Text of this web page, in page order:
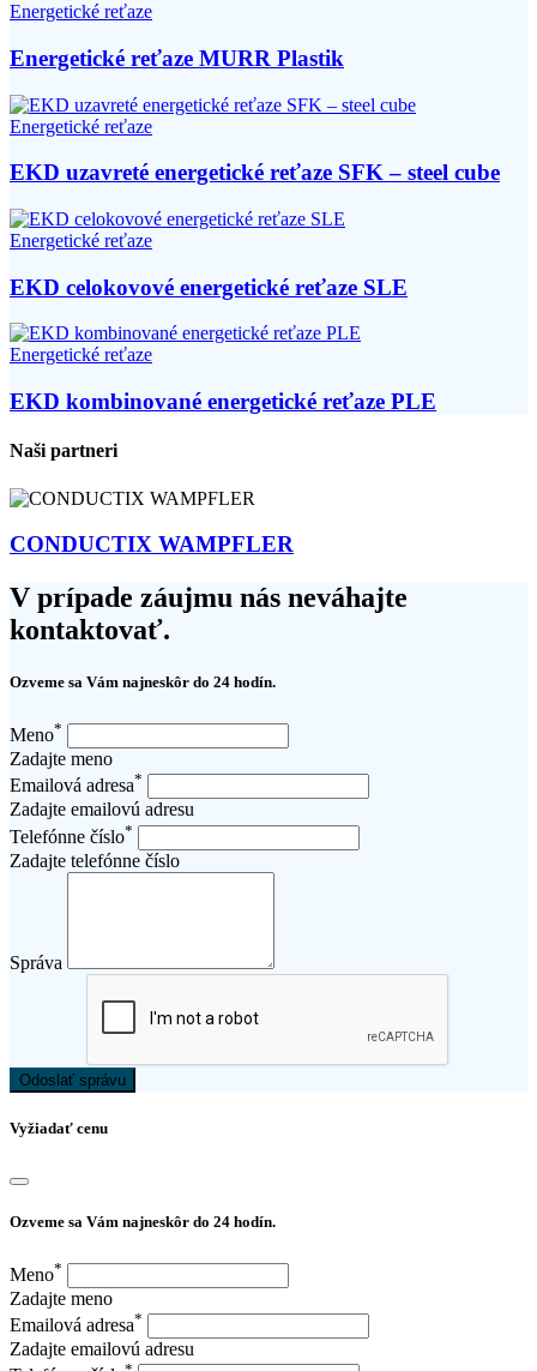
Energetické reťaze
Energetické reťaze MURR Plastik
Energetické reťaze
EKD uzavreté energetické reťaze SFK – steel cube
Energetické reťaze
EKD celokovové energetické reťaze SLE
Energetické reťaze
EKD kombinované energetické reťaze PLE
Naši partneri
CONDUCTIX WAMPFLER
V prípade záujmu nás neváhajte
kontaktovať.
Ozveme sa Vám najneskôr do 24 hodín.
Meno*
Zadajte meno
Emailová adresa*
Zadajte emailovú adresu
Telefónne číslo*
Zadajte telefónne číslo
Správa
Odoslať správu
Vyžiadať cenu
Ozveme sa Vám najneskôr do 24 hodín.
Meno*
Zadajte meno
Emailová adresa*
Zadajte emailovú adresu